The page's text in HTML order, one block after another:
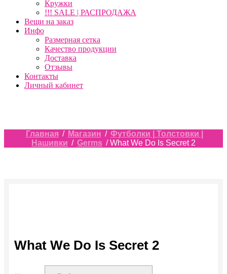
Кружки
!!! SALE | РАСПРОДАЖА
Вещи на заказ
Инфо
Размерная сетка
Качество продукции
Доставка
Отзывы
Контакты
Личный кабинет
Главная / Магазин / Футболки | Толстовки |
Нашивки / Germs / What We Do Is Secret 2
What We Do Is Secret 2